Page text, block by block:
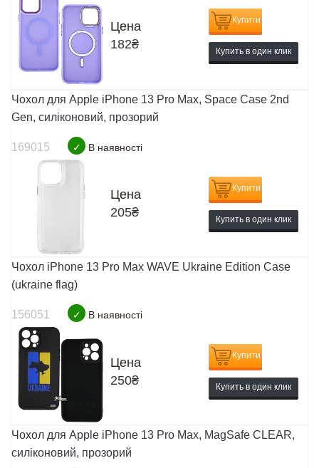
Цена
182₴
Купити
Купить в один клик
Чохол для Apple iPhone 13 Pro Max, Space Case 2nd
Gen, силіконовий, прозорий
169015 ✓ В наявності
Цена
205₴
Купити
Купить в один клик
Чохол iPhone 13 Pro Max WAVE Ukraine Edition Case
(ukraine flag)
156051 ✓ В наявності
Цена
250₴
Купити
Купить в один клик
Чохол для Apple iPhone 13 Pro Max, MagSafe CLEAR,
силіконовий, прозорий